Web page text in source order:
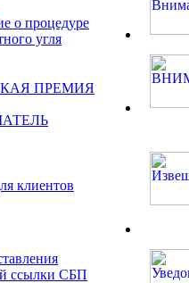
о процедуре
угля
ПРЕМИЯ
клиентов
ссылки СБП